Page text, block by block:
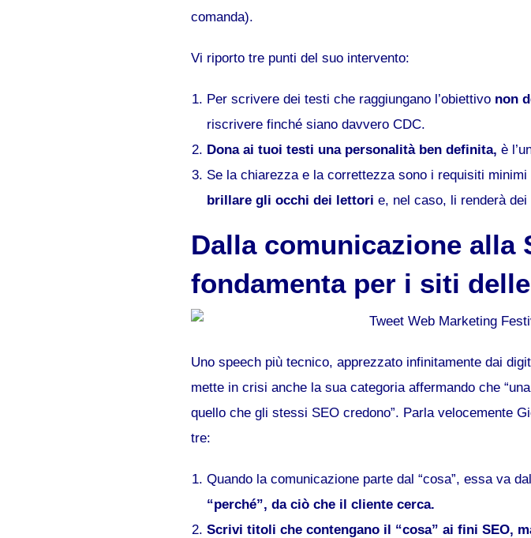
comanda).
Vi riporto tre punti del suo intervento:
Per scrivere dei testi che raggiungano l’obiettivo non
riscrivere finché siano davvero CDC.
Dona ai tuoi testi una personalità ben definita, è
Se la chiarezza e la correttezza sono i requisiti minimi
brillare gli occhi dei lettori e, nel caso, li renderà
Dalla comunicazione alla
fondamenta per i siti
Uno speech più tecnico, apprezzato infinitamente dai
mette in crisi anche la sua categoria affermando che
quello che gli stessi SEO credono”. Parla velocemente
tre:
Quando la comunicazione parte dal “cosa”, essa va
“perché”, da ciò che il cliente cerca.
Scrivi titoli che contengano il “cosa” ai fini SEO,